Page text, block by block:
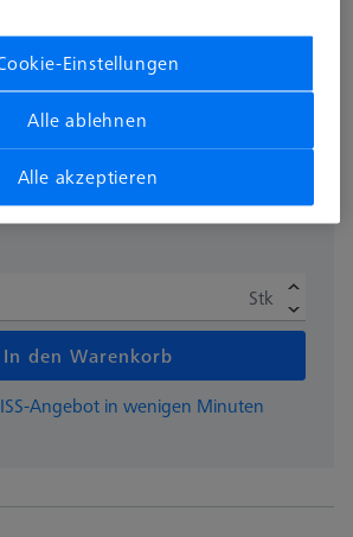
€ zzgl. USt.
Stk
In den Warenkorb
Angebot in wenigen Minuten
Einstellungen
Alle ablehnen
Alle akzeptieren